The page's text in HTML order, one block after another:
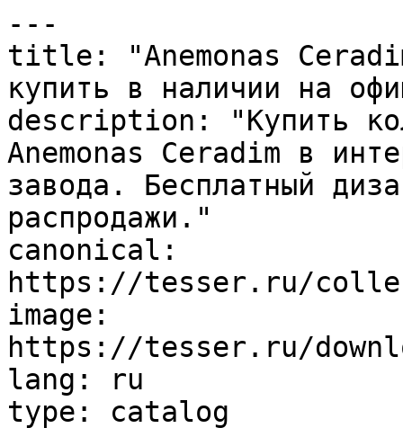
---
title: "Anemonas
купить в наличии на
description: "Купить
Anemonas Ceradim в
завода. Бесплатный
распродажи."
canonical:
https://tesser.ru/
image:
https://tesser.ru/
lang: ru
type: catalog